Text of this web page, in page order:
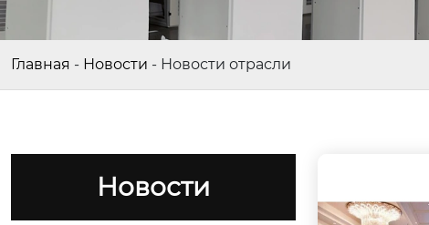
Главная - Новости - Новости отрасли
Новости